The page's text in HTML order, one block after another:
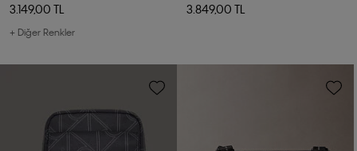
3.149,00 TL
+ Diğer Renkler
3.849,00 TL